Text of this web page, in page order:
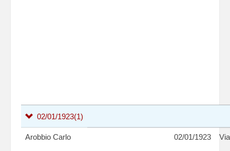
02/01/1923(1)
Arobbio Carlo 02/01/1923